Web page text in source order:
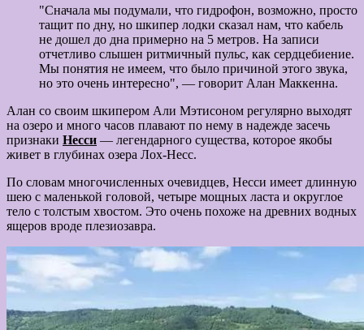
"Сначала мы подумали, что гидрофон, возможно, просто
тащит по дну, но шкипер лодки сказал нам, что кабель
не дошел до дна примерно на 5 метров. На записи
отчетливо слышен ритмичный пульс, как сердцебиение.
Мы понятия не имеем, что было причиной этого звука,
но это очень интересно", — говорит Алан Маккенна.
Алан со своим шкипером Али Мэтисоном регулярно выходят
на озеро и много часов плавают по нему в надежде засечь
признаки Несси — легендарного существа, которое якобы
живет в глубинах озера Лох-Несс.
По словам многочисленных очевидцев, Несси имеет длинную
шею с маленькой головой, четыре мощных ласта и округлое
тело с толстым хвостом. Это очень похоже на древних водных
ящеров вроде плезиозавра.